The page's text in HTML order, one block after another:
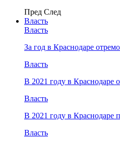
Пред След
Власть
Власть
За год в Краснодаре
Власть
В 2021 году в Краснодаре
Власть
В 2021 году в Краснодаре
Власть